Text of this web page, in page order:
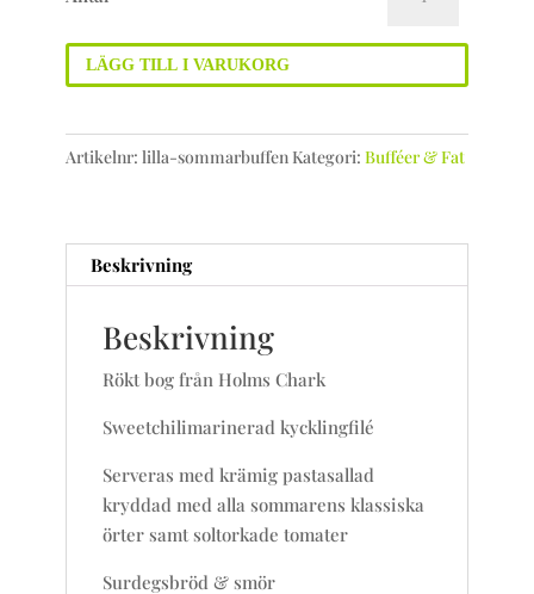
Sommarbuffén
mängd
LÄGG TILL I VARUKORG
Artikelnr: lilla-sommarbuffen Kategori: Bufféer & Fat
Beskrivning
Beskrivning
Rökt bog från Holms Chark
Sweetchilimarinerad kycklingfilé
Serveras med krämig pastasallad
kryddad med alla sommarens klassiska
örter samt soltorkade tomater
Surdegsbröd & smör